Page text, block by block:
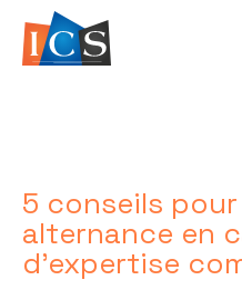
5 conseils
alternance en
d’expertise